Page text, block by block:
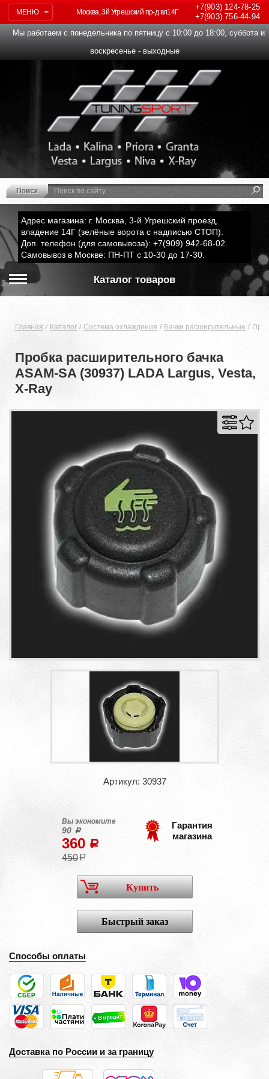
МЕНЮ
+7(903)124-78-25
+7(903)756-44-94
Москва, 3й Угрешский пр-д вл14Г
Мы работаем с понедельника по пятницу с 10:00 до 18:00, суббота и
воскресенье - выходные
Адрес магазина: г. Москва, 3-й Угрешский проезд,
владение 14Г (зелёные ворота с надписью СТОП).
Доп. телефон (для самовывоза): +7(909) 942-68-02.
Самовывоз в Москве: ПН-ПТ с 10-30 до 17-30.
Каталог товаров
Главная Каталог Система охлаждения Бачки расширительные
Пробка расширительного бачка
ASAM-SA (30937) LADA Largus, Vesta,
X-Ray
Артикул: 30937
Вы экономите
90 a
360 a
450a
Гарантия
магазина
Купить
Быстрый заказ
Способы оплаты
Доставка по России и за границу